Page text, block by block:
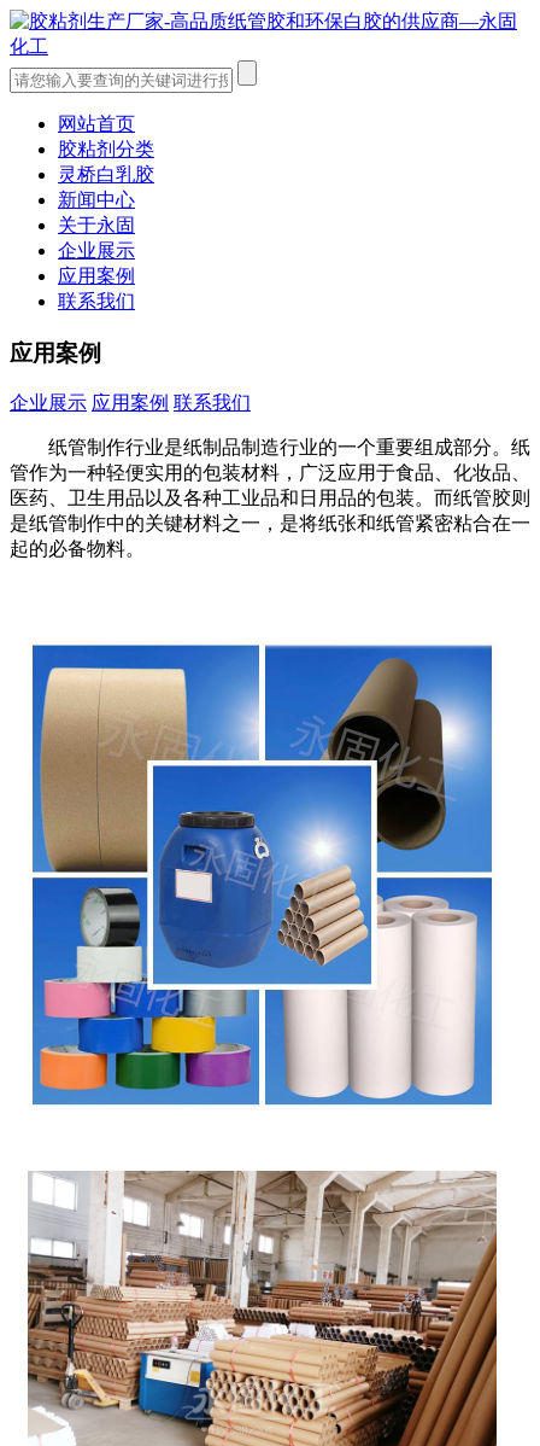
网站首页
胶粘剂分类
灵桥白乳胶
新闻中心
关于永固
企业展示
应用案例
联系我们
应用案例
企业展示 应用案例 联系我们
纸管制作行业是纸制品制造行业的一个重要组成部分。纸
管作为一种轻便实用的包装材料，广泛应用于食品、化妆品、
医药、卫生用品以及各种工业品和日用品的包装。而纸管胶则
是纸管制作中的关键材料之一，是将纸张和纸管紧密粘合在一
起的必备物料。